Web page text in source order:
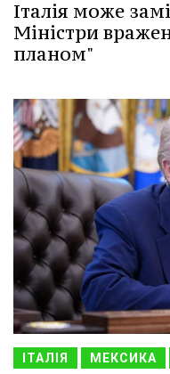
Італія може
Міністри
планом"
ІТАЛІЯ МЕКСИКА